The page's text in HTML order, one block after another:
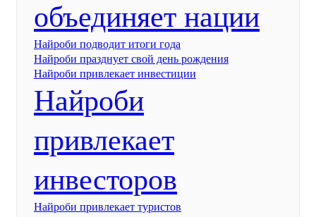
объединяет нации
Найроби подводит итоги года
Найроби празднует свой день рождения
Найроби привлекает инвестиции
Найроби
привлекает
инвесторов
Найроби привлекает туристов